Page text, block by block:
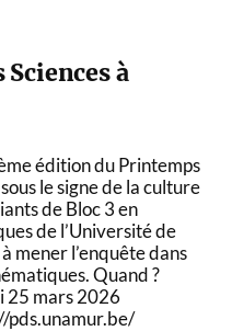
à
édition du Printemps
le signe de la culture
de Bloc 3 en
de l’Université de
mener l’enquête dans
Quand ?
25 mars 2026
pds.unamur.be/